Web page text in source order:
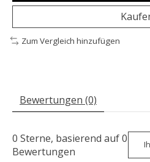
Zum Vergleich hinzufügen
Bewertungen (0)
0 Sterne, basierend auf0
Bewertungen